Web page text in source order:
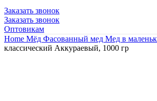
Заказать звонок
Заказать звонок
Оптовикам
Home Мёд Фасованный мед Мед в
классический Аккураевый, 1000 гр